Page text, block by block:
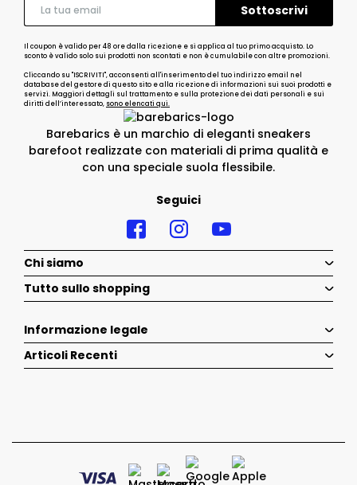
Barebarics è un marchio di eleganti sneakers
barefoot realizzate con materiali di prima qualità e
con una speciale suola flessibile.
Seguici
Il coupon è valido per 48 ore dalla ricezione e si applica al tuo primo acquisto. Lo
sconto è valido solo sui prodotti non scontati e non è cumulabile con altre promozioni.
Cliccando su "ISCRIVITI", acconsenti all'inserimento del tuo indirizzo email nel
database del gestore di questo sito e alla ricezione di informazioni sui suoi prodotti e
servizi. Maggiori dettagli sul trattamento e sulla protezione dei dati personali e sui
diritti dell’interessato, sono elencati qui.
Chi siamo
Tutto sullo shopping
Informazione legale
Articoli Recenti